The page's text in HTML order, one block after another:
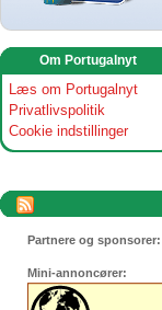
Om Portugalnyt
Læs om Portugalnyt
Privatlivspolitik
Cookie indstillinger
Partnere og sponsorer:
Mini-annoncører: